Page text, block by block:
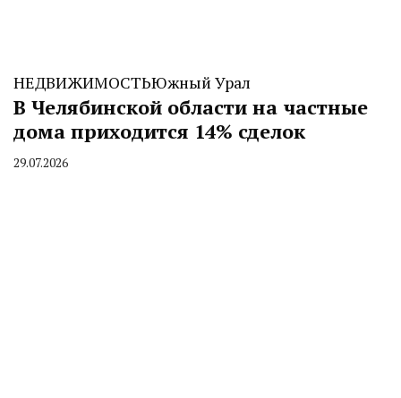
НЕДВИЖИМОСТЬЮжный Урал
В Челябинской области на частные
дома приходится 14% сделок
By
29.07.2026